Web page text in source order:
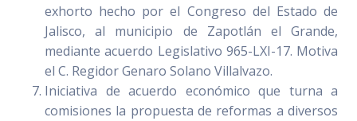
exhorto hecho por el Congreso del Estado de
Jalisco, al municipio de Zapotlán el Grande,
mediante acuerdo Legislativo 965-LXI-17. Motiva
el C. Regidor Genaro Solano Villalvazo.
Iniciativa de acuerdo económico que turna a
comisiones la propuesta de reformas a diversos